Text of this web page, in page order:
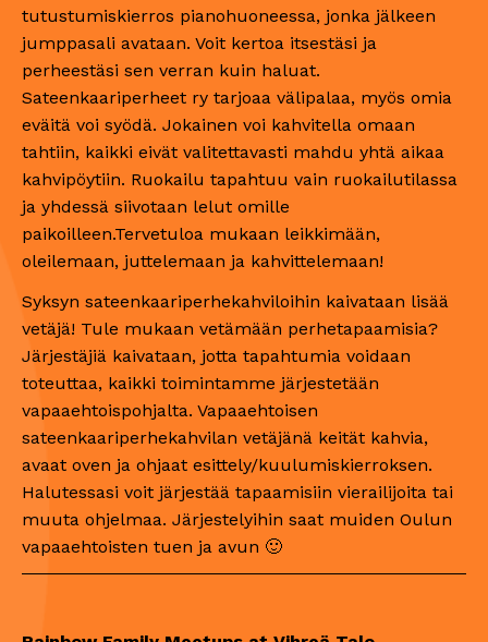
tutustumiskierros pianohuoneessa, jonka jälkeen
jumppasali avataan. Voit kertoa itsestäsi ja
perheestäsi sen verran kuin haluat.
Sateenkaariperheet ry tarjoaa välipalaa, myös omia
eväitä voi syödä. Jokainen voi kahvitella omaan
tahtiin, kaikki eivät valitettavasti mahdu yhtä aikaa
kahvipöytiin. Ruokailu tapahtuu vain ruokailutilassa
ja yhdessä siivotaan lelut omille
paikoilleen.Tervetuloa mukaan leikkimään,
oleilemaan, juttelemaan ja kahvittelemaan!
Syksyn sateenkaariperhekahviloihin kaivataan lisää
vetäjä! Tule mukaan vetämään perhetapaamisia?
Järjestäjiä kaivataan, jotta tapahtumia voidaan
toteuttaa, kaikki toimintamme järjestetään
vapaaehtoispohjalta. Vapaaehtoisen
sateenkaariperhekahvilan vetäjänä keität kahvia,
avaat oven ja ohjaat esittely/kuulumiskierroksen.
Halutessasi voit järjestää tapaamisiin vierailijoita tai
muuta ohjelmaa. Järjestelyihin saat muiden Oulun
vapaaehtoisten tuen ja avun 🙂